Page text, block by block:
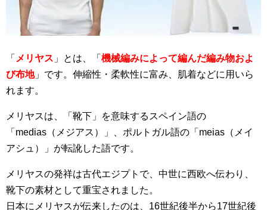
「 メリヤス 」とは、「 機械編みによって編んだ編み物およ
び布地」です。伸縮性・柔軟性に富み、肌着などに用いら
れます。
メリヤスは、「靴下」を意味するスペイン語の
「medias（メジアス）」、ポルトガル語の「meias（メイ
アシュ）」が転訛した語です。
メリヤスの発祥は古代エジプトで、中世に西欧へ伝わり、
靴下の素材として重宝されました。
日本にメリヤスが伝来したのは、16世紀後半から17世紀後